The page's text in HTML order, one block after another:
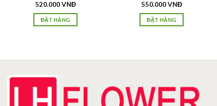
Được xếp
hạng5.00
5 sao
520.000VNĐ
ĐẶT HÀNG
Được xếp
hạng5.00
5 sao
550.000VNĐ
ĐẶT HÀNG